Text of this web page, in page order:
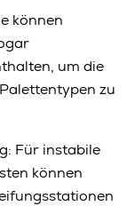
können
um die
zu
Für instabile
können